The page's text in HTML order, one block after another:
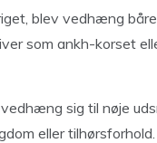
blev vedhæng
som ankh-korset
sig til nøje
eller